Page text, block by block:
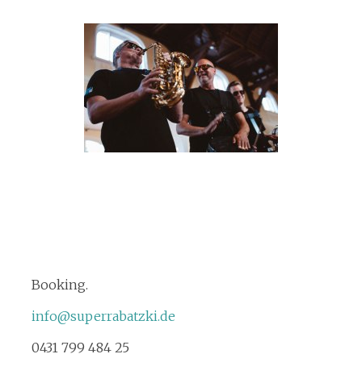
Booking.
info@superrabatzki.de
0431 799 484 25